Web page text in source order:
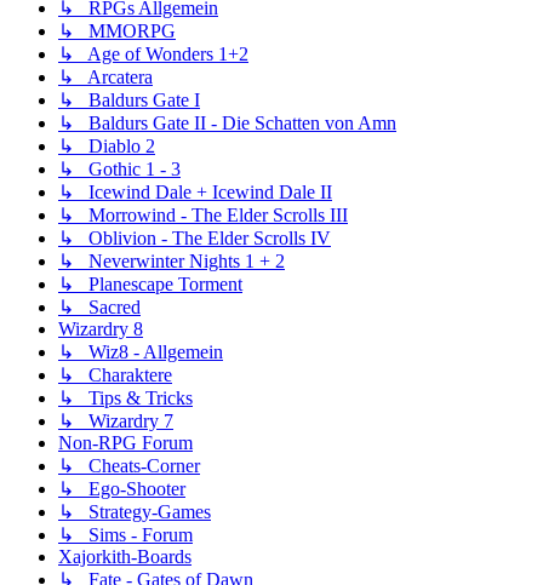
↳ RPGs Allgemein
↳ MMORPG
↳ Age of Wonders 1+2
↳ Arcatera
↳ Baldurs Gate I
↳ Baldurs Gate II - Die Schatten von Amn
↳ Diablo 2
↳ Gothic 1 - 3
↳ Icewind Dale + Icewind Dale II
↳ Morrowind - The Elder Scrolls III
↳ Oblivion - The Elder Scrolls IV
↳ Neverwinter Nights 1 + 2
↳ Planescape Torment
↳ Sacred
Wizardry 8
↳ Wiz8 - Allgemein
↳ Charaktere
↳ Tips & Tricks
↳ Wizardry 7
Non-RPG Forum
↳ Cheats-Corner
↳ Ego-Shooter
↳ Strategy-Games
↳ Sims - Forum
Xajorkith-Boards
↳ Fate - Gates of Dawn